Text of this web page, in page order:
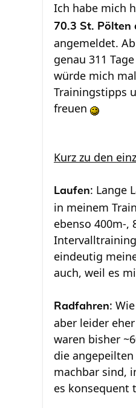
Ich habe mich
70.3 St. Pölten
angemeldet.
genau 311
würde mich
Trainingstipps
freuen
Kurz zu den
Laufen: Lange
in meinem
ebenso 400m-,
eindeutig
auch, weil es
Radfahren:
aber leider
waren bisher
die
machbar sind,
es konsequent